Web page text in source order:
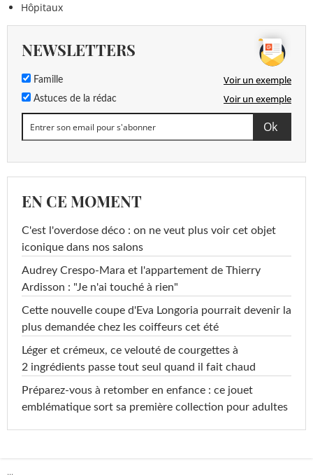
Hôpitaux
NEWSLETTERS
Famille Voir un exemple
Astuces de la rédac Voir un exemple
EN CE MOMENT
C'est l'overdose déco : on ne veut plus voir cet objet
iconique dans nos salons
Audrey Crespo-Mara et l'appartement de Thierry
Ardisson : "Je n'ai touché à rien"
Cette nouvelle coupe d'Eva Longoria pourrait devenir la
plus demandée chez les coiffeurs cet été
Léger et crémeux, ce velouté de courgettes à
2 ingrédients passe tout seul quand il fait chaud
Préparez-vous à retomber en enfance : ce jouet
emblématique sort sa première collection pour adultes
...